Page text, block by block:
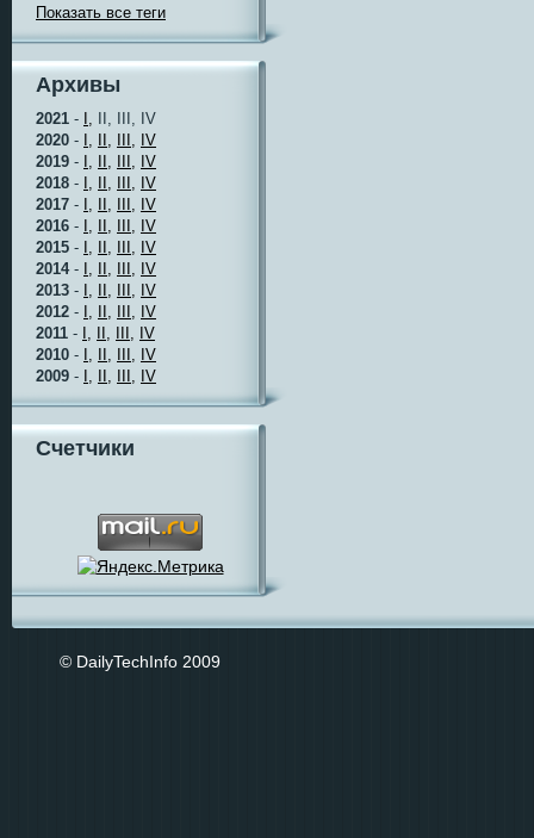
Показать все теги
Архивы
2021 - I, II, III, IV
2020 - I, II, III, IV
2019 - I, II, III, IV
2018 - I, II, III, IV
2017 - I, II, III, IV
2016 - I, II, III, IV
2015 - I, II, III, IV
2014- I, II, III, IV
2013 - I, II, III, IV
2012 - I, II, III, IV
2011 - I, II, III, IV
2010 - I, II, III, IV
2009 - I, II, III, IV
Счетчики
© DailyTechInfo 2009